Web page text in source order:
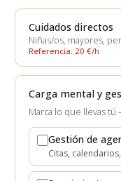
Cuidados directos
Niñas/os, mayores,
Referencia: 20 €/h
Carga mental y
Marca lo que llevas
Gestión de
Citas,